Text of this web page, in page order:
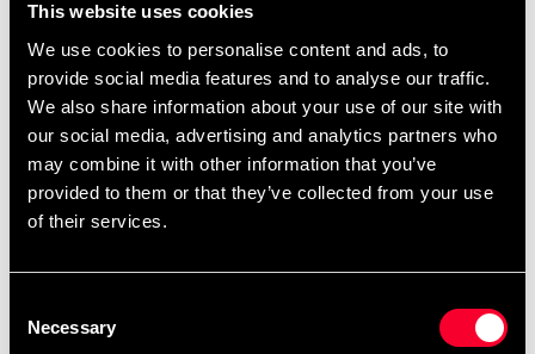
This website uses cookies
We use cookies to personalise content and ads, to
provide social media features and to analyse our traffic.
We also share information about your use of our site with
our social media, advertising and analytics partners who
may combine it with other information that you’ve
provided to them or that they’ve collected from your use
of their services.
Selection
Necessary
Product information
Max NextGen Tandskyddet Sisu® är tillverkad av
polymer, biokompatibelt och nedbrytningsbart i
naturen. Ett mycket komfortabelt tandskydd, extremt
tunt, som gör det möjligt att både dricka och prata utan
att ta ut skyddet.
Tandskyddet anpassas enkelt efter ert behov och kan